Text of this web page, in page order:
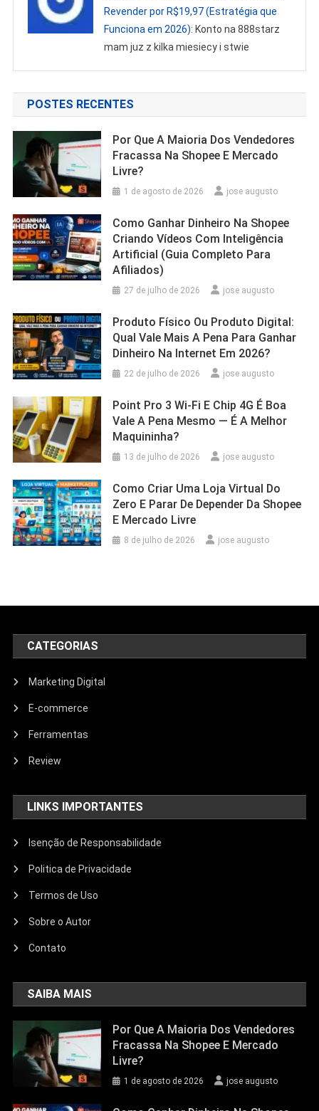
Revender por R$19,97 (Estratégia que
Funciona em 2026): Konto na 888starz
mam juz z kilka miesiecy i stwie
POSTES RECENTES
Por Que A Maioria Dos Vendedores
Fracassa Na Shopee E Mercado
Livre?
1 de agosto de 2026 jose augusto
Como Ganhar Dinheiro Na Shopee
Criando Vídeos Com Inteligência
Artificial (Guia Completo Para
Afiliados)
27 de julho de 2026 jose augusto
Produto Físico Ou Produto Digital:
Qual Vale Mais A Pena Para Ganhar
Dinheiro Na Internet Em 2026?
22 de julho de 2026 jose augusto
Point Pro 3 Wi‑Fi E Chip 4G É Boa
Vale A Pena Mesmo — É A Melhor
Maquininha?
13 de julho de 2026 jose augusto
Como Criar Uma Loja Virtual Do
Zero E Parar De Depender Da Shopee
E Mercado Livre
8 de julho de 2026 jose augusto
CATEGORIAS
Marketing Digital
E-commerce
Ferramentas
Review
LINKS IMPORTANTES
Isenção de Responsabilidade
Politica de Privacidade
Termos de Uso
Sobre o Autor
Contato
SAIBA MAIS
Por Que A Maioria Dos Vendedores
Fracassa Na Shopee E Mercado
Livre?
1 de agosto de 2026 jose augusto